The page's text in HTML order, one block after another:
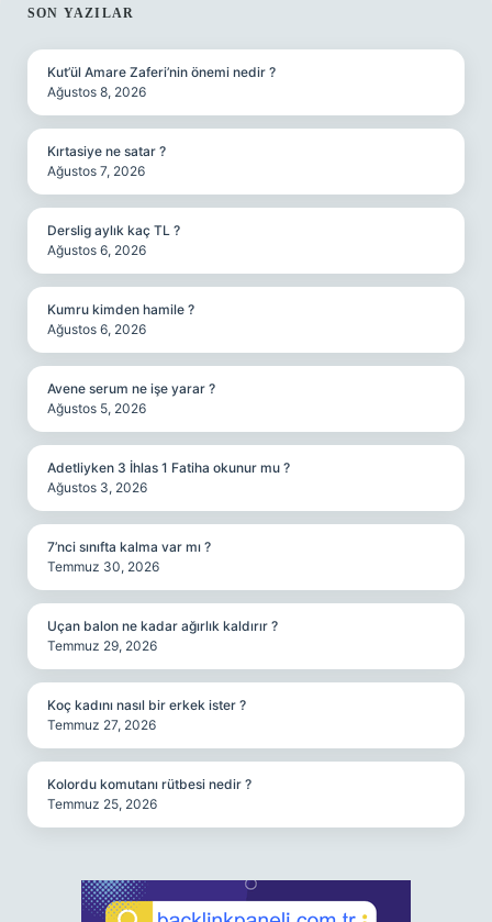
SIDEBAR
SON YAZILAR
Kut’ül Amare Zaferi’nin önemi nedir ?
Ağustos 8, 2026
Kırtasiye ne satar ?
Ağustos 7, 2026
Derslig aylık kaç TL ?
Ağustos 6, 2026
Kumru kimden hamile ?
Ağustos 6, 2026
Avene serum ne işe yarar ?
Ağustos 5, 2026
Adetliyken 3 İhlas 1 Fatiha okunur mu ?
Ağustos 3, 2026
7’nci sınıfta kalma var mı ?
Temmuz 30, 2026
Uçan balon ne kadar ağırlık kaldırır ?
Temmuz 29, 2026
Koç kadını nasıl bir erkek ister ?
Temmuz 27, 2026
Kolordu komutanı rütbesi nedir ?
Temmuz 25, 2026